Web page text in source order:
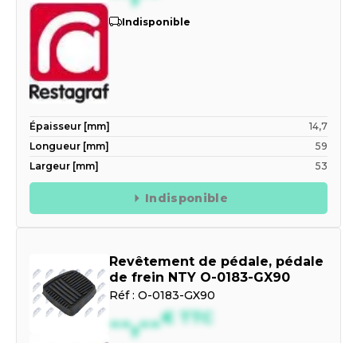
Indisponible
Épaisseur [mm]
14,7
Longueur [mm]
59
Largeur [mm]
53
Indisponible
Revêtement de pédale, pédale
de frein NTY O-0183-GX90
Réf : O-0183-GX90
--,--€ TTC